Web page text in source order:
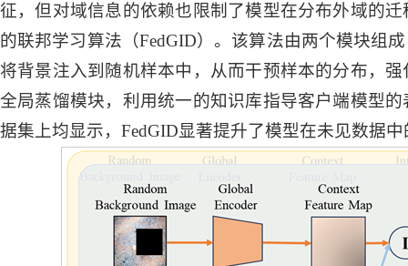
征，但对域信息的依赖也限制了模型在分布外域的
的联邦学习算法（FedGID）。该算法由两个模块组
将背景注入到随机样本中，从而干预样本的分布，
全局蒸馏模块，利用统一的知识库指导客户端模型
据集上均显示，FedGID显著提升了模型在未见数据